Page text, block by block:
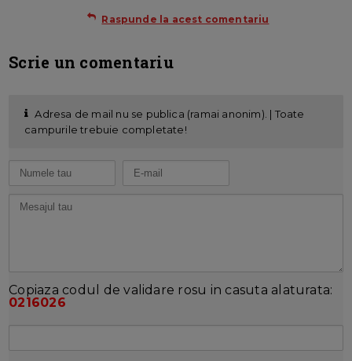
Raspunde la acest comentariu
Scrie un comentariu
Adresa de mail nu se publica (ramai anonim). | Toate
campurile trebuie completate!
Copiaza codul de validare rosu in casuta alaturata:
0216026